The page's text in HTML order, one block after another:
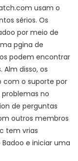
usam o
sérios. Os
por meio de
pgina de
podem encontrar
disso, os
com o suporte por
no
de perguntas
outros membros
tem vrias
e iniciar uma